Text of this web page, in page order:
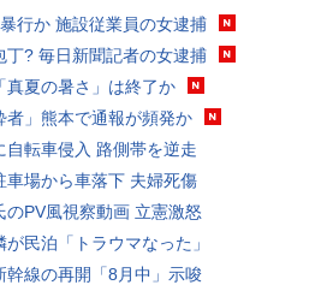
行か 施設従業員の女逮捕
丁? 毎日新聞記者の女逮捕
真夏の暑さ」は終了か
者」熊本で通報が頻発か
自転車侵入 路側帯を逆走
車場から車落下 夫婦死傷
のPV風視察動画 立憲激怒
が民泊「トラウマなった」
幹線の再開「8月中」示唆